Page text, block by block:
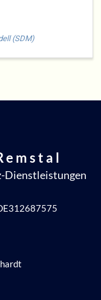
(SDM)
e m s t a l
Dienstleistungen